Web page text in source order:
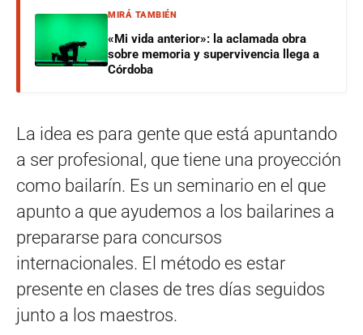
MIRÁ TAMBIÉN
«Mi vida anterior»: la aclamada obra
sobre memoria y supervivencia llega a
Córdoba
La idea es para gente que está apuntando
a ser profesional, que tiene una proyección
como bailarín. Es un seminario en el que
apunto a que ayudemos a los bailarines a
prepararse para concursos
internacionales. El método es estar
presente en clases de tres días seguidos
junto a los maestros.